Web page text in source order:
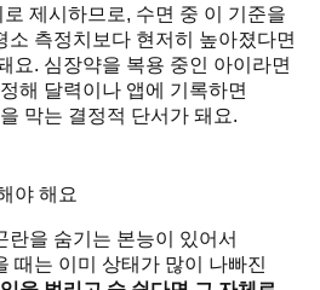
제시하므로, 수면 중 이 기준을
소 측정치보다 현저히 높아졌다면
요. 심장약을 복용 중인 아이라면
해 달력이나 앱에 기록하면
막는 결정적 단서가 돼요.
야 해요
란을 숨기는 본능이 있어서
때는 이미 상태가 많이 나빠진